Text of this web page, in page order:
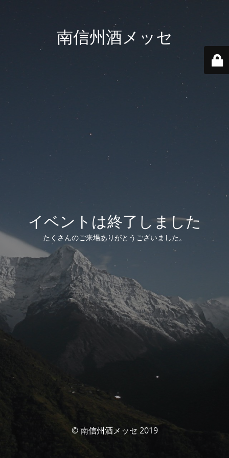
南信州酒メッセ
イベントは終了しました
たくさんのご来場ありがとうございました。
© 南信州酒メッセ 2019